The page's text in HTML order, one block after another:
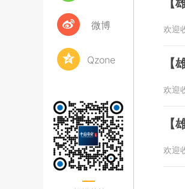
微博
Qzone
【
欢迎
【
欢迎
【
欢迎